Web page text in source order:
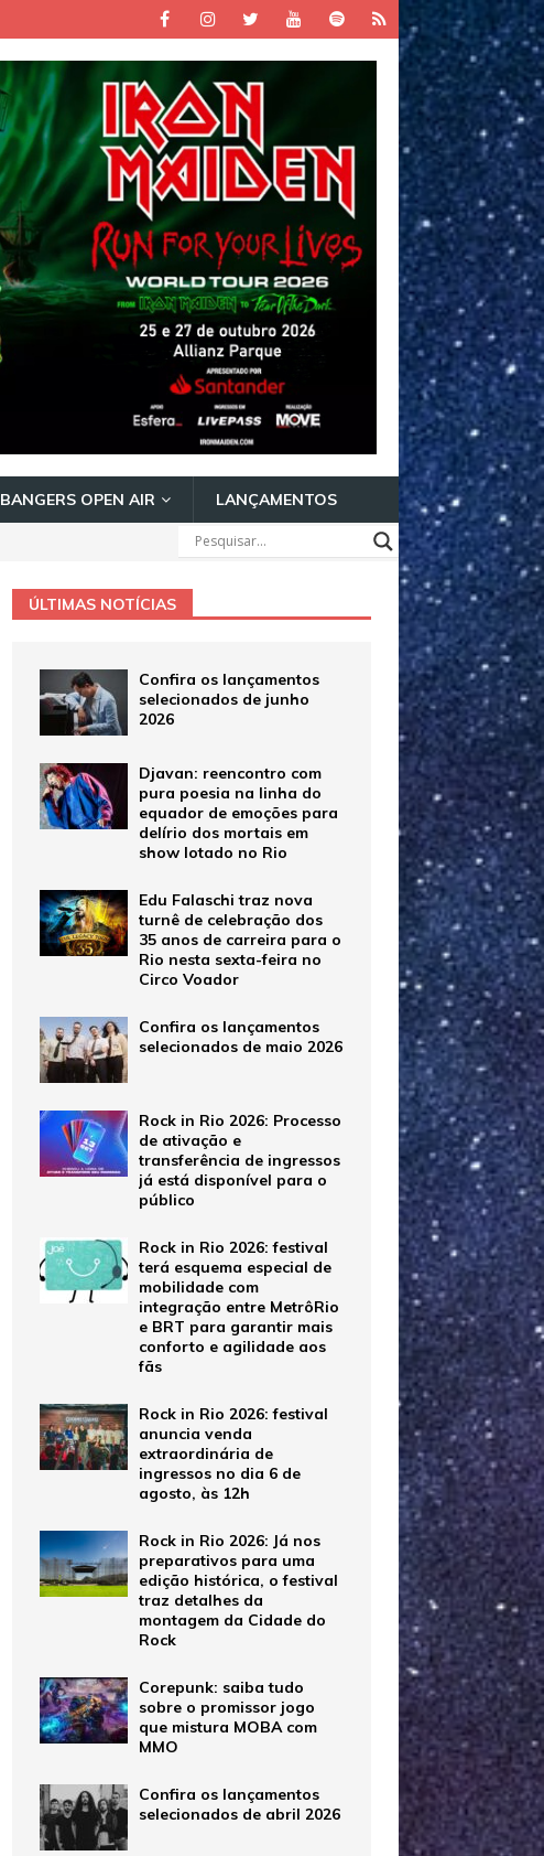
BANGERS OPEN AIR LANÇAMENTOS
ÚLTIMAS NOTÍCIAS
Confira os lançamentos
selecionados de junho
2026
Djavan: reencontro com
pura poesia na linha do
equador de emoções para
delírio dos mortais em
show lotado no Rio
Edu Falaschi traz nova
turnê de celebração dos
35 anos de carreira para o
Rio nesta sexta-feira no
Circo Voador
Confira os lançamentos
selecionados de maio 2026
Rock in Rio 2026: Processo
de ativação e
transferência de ingressos
já está disponível para o
público
Rock in Rio 2026: festival
terá esquema especial de
mobilidade com
integração entre MetrôRio
e BRT para garantir mais
conforto e agilidade aos
fãs
Rock in Rio 2026: festival
anuncia venda
extraordinária de
ingressos no dia 6 de
agosto, às 12h
Rock in Rio 2026: Já nos
preparativos para uma
edição histórica, o festival
traz detalhes da
montagem da Cidade do
Rock
Corepunk: saiba tudo
sobre o promissor jogo
que mistura MOBA com
MMO
Confira os lançamentos
selecionados de abril 2026